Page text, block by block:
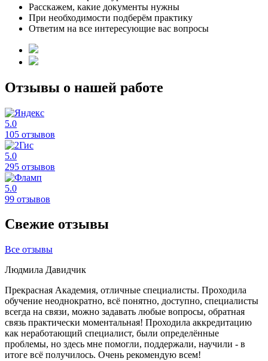
Расскажем, какие документы нужны
При необходимости подберём практику
Ответим на все интересующие вас вопросы
Отзывы о нашей работе
5.0
105 отзывов
5.0
295 отзывов
5.0
99 отзывов
Свежие отзывы
Все отзывы
Людмила Давидчик
Прекрасная Академия, отличные специалисты. Проходила
обучение неоднократно, всё понятно, доступно, специалисты
всегда на связи, можно задавать любые вопросы, обратная
связь практически моментальная! Проходила аккредитацию
как неработающий специалист, были определённые
проблемы, но здесь мне помогли, поддержали, научили - в
итоге всё получилось. Очень рекомендую всем!